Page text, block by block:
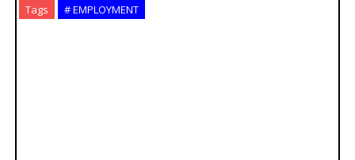
Tags # EMPLOYMENT